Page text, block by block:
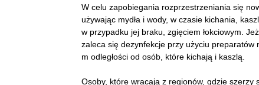
W celu zapobiegania rozprzestrzeniania się
używając mydła i wody, w czasie kichania,
w przypadku jej braku, zgięciem łokciowym.
zaleca się dezynfekcje przy użyciu
m odległości od osób, które kichają i kaszlą.
Osoby, które wracają z regionów, gdzie szerzy